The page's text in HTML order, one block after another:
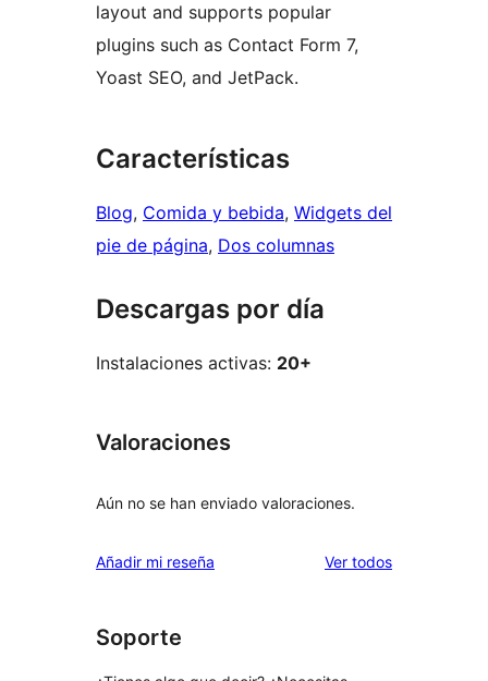
layout and supports popular
plugins such as Contact Form 7,
Yoast SEO, and JetPack.
Características
Blog, Comida y bebida, Widgets del
pie de página, Dos columnas
Descargas por día
Instalaciones activas: 20+
Valoraciones
Aún no se han enviado valoraciones.
Añadir mi reseña Ver todoslos
Soporte